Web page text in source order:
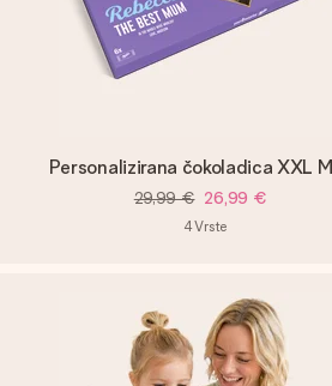
Personalizirana čokoladica XXL
29,99 € 26,99 €
4Vrste